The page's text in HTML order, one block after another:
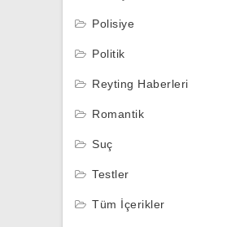
Polisiye
Politik
Reyting Haberleri
Romantik
Suç
Testler
Tüm İçerikler